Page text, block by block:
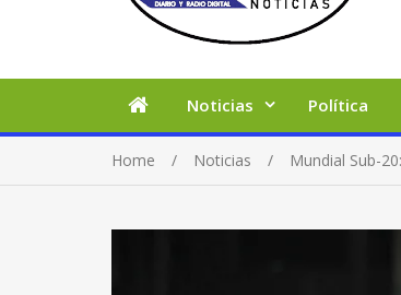
Noticias Política
Home Noticias Mundial Sub-